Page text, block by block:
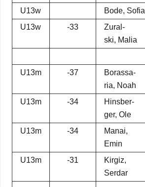
U13w Bode, Sofia
U13w
-33
Zural­
ski, Malia
U13m -37
Bor­as­sa­
ria, Noah
U13m -34
Hinsber­
ger, Ole
U13m -34
Manai,
Emin
U13m -31
Kir­giz,
Serdar